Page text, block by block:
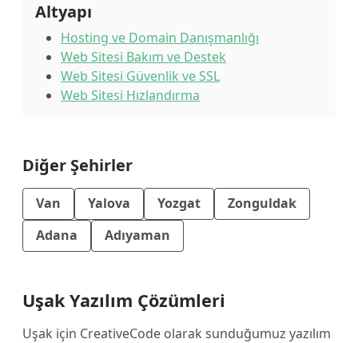
Altyapı
Hosting ve Domain Danışmanlığı
Web Sitesi Bakım ve Destek
Web Sitesi Güvenlik ve SSL
Web Sitesi Hızlandırma
Diğer Şehirler
Van Yalova Yozgat
Zonguldak
Adana
Adıyaman
Uşak Yazılım Çözümleri
Uşak için CreativeCode olarak sunduğumuz yazılım